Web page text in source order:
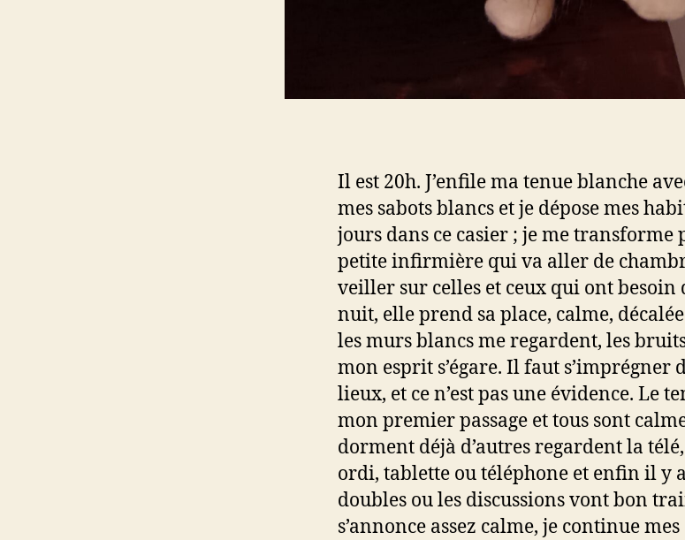
Il est 20h. J’enfile ma tenue blanche
mes sabots blancs et je dépose mes
jours dans ce casier ; je me transforme
petite infirmière qui va aller de
veiller sur celles et ceux qui ont besoin
nuit, elle prend sa place, calme,
les murs blancs me regardent, les
mon esprit s’égare. Il faut s’imprégner
lieux, et ce n’est pas une évidence. Le
mon premier passage et tous sont
dorment déjà d’autres regardent la
ordi, tablette ou téléphone et enfin il y
doubles ou les discussions vont bon
s’annonce assez calme, je continue